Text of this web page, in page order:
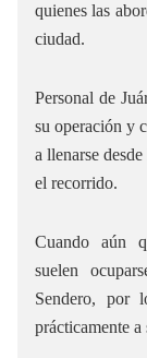
quienes las
ciudad.
Personal de
su operación y
a llenarse
el recorrido.
Cuando aún
suelen
Sendero, por
prácticamente a